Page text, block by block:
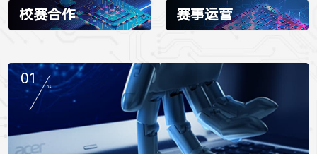
校赛合作 赛事运营
01 04